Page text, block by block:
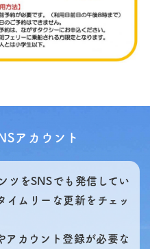
アカウント
ツをSNSでも発信してい
イムリーな更新をチェッ
アカウント登録が必要な